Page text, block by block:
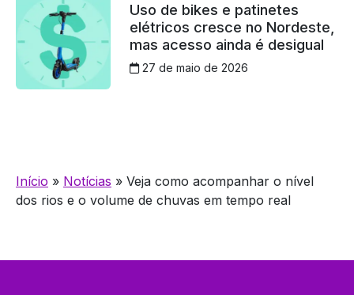
Uso de bikes e patinetes
elétricos cresce no Nordeste,
mas acesso ainda é desigual
27 de maio de 2026
Início » Notícias » Veja como acompanhar o nível
dos rios e o volume de chuvas em tempo real